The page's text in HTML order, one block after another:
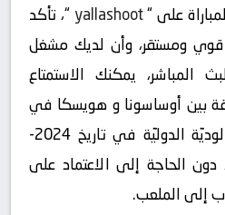
على “yallashoot
“، تأكد
قوي ومستقر، وأن لديك مشغل
المباشر، يمكنك الاستمتاع
بين أوساسونا و هويسكا في
بطولة دولي, المباريات الوديّة الدوليّة في تاريخ 2024-
24 وتوقيت 20:30 ، دون الحاجة إلى الاعتماد على
إلى الملعب.